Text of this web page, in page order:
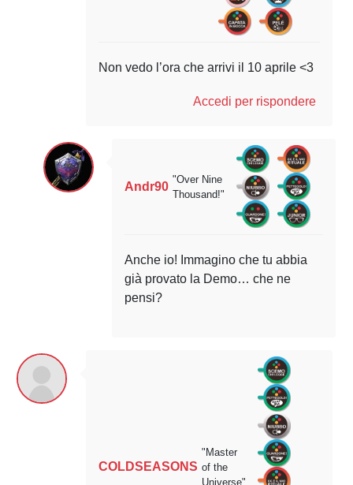
Non vedo l’ora che arrivi il 10 aprile <3
Accedi per rispondere
Andr90
"Over Nine
Thousand!"
Anche io! Immagino che tu abbia
già provato la Demo… che ne
pensi?
COLDSEASONS
"Master
of the
Universe"